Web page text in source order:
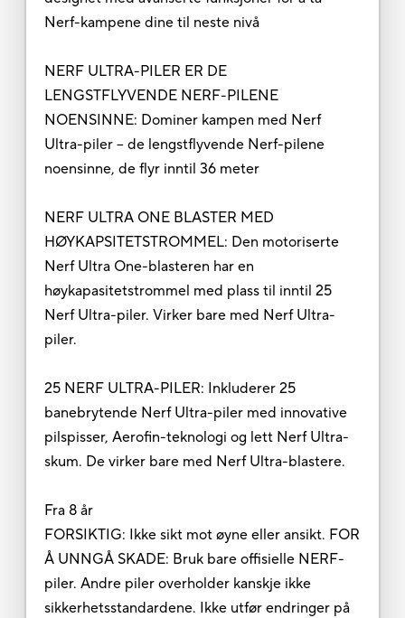
Nerf-kampene dine til neste nivå
NERF ULTRA-PILER ER DE
LENGSTFLYVENDE NERF-PILENE
NOENSINNE: Dominer kampen med Nerf
Ultra-piler – de lengstflyvende Nerf-pilene
noensinne, de flyr inntil 36 meter
NERF ULTRA ONE BLASTER MED
HØYKAPSITETSTROMMEL: Den motoriserte
Nerf Ultra One-blasteren har en
høykapasitetstrommel med plass til inntil 25
Nerf Ultra-piler. Virker bare med Nerf Ultra-
piler.
25 NERF ULTRA-PILER: Inkluderer 25
banebrytende Nerf Ultra-piler med innovative
pilspisser, Aerofin-teknologi og lett Nerf Ultra-
skum. De virker bare med Nerf Ultra-blastere.
Fra 8 år
FORSIKTIG: Ikke sikt mot øyne eller ansikt. FOR
Å UNNGÅ SKADE: Bruk bare offisielle NERF-
piler. Andre piler overholder kanskje ikke
sikkerhetsstandardene. Ikke utfør endringer på